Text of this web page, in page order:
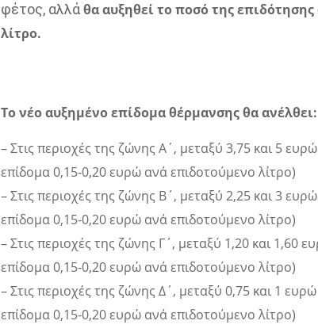
φέτος, αλλάθα αυξηθεί το ποσό της
λίτρο.
Το νέο αυξημένο επίδομα θέρμανσης θα ανέλθει:
– Στις περιοχές της ζώνης Α΄, μεταξύ 3,75 και 5
επίδομα 0,15-0,20 ευρώ ανά επιδοτούμενο λίτρο)
– Στις περιοχές της ζώνης Β΄, μεταξύ 2,25 και 3
επίδομα 0,15-0,20 ευρώ ανά επιδοτούμενο λίτρο)
– Στις περιοχές της ζώνης Γ΄, μεταξύ 1,20 και 1,60
επίδομα 0,15-0,20 ευρώ ανά επιδοτούμενο λίτρο)
– Στις περιοχές της ζώνης Δ΄, μεταξύ 0,75 και 1
επίδομα 0,15-0,20 ευρώ ανά επιδοτούμενο λίτρο)